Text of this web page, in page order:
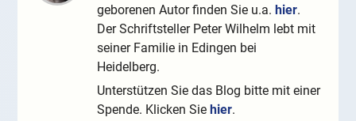
geborenen Autor finden Sie u.a. hier.
Der Schriftsteller Peter Wilhelm lebt mit
seiner Familie in Edingen bei
Heidelberg.
Unterstützen Sie das Blog bitte mit einer
Spende. Klicken Sie hier.